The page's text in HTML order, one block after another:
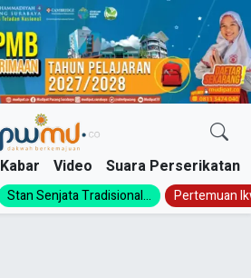
Kabar Video Suara Perserikatan
Stan Senjata Tradisional... Pertemuan